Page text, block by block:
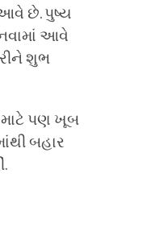
છે. પુષ્ય
આવે
શુભ
માટે પણ ખૂબ
બહાર